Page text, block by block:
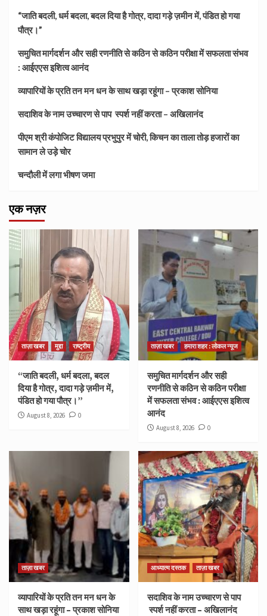
“जाति बदली, धर्म बदला, बदल दिया है गोत्र, दादा गड़े ज़मीन में, पंडित हो गया
पौत्र।”
समुचित मार्गदर्शन और सही रणनीति से कठिन से कठिन परीक्षा में सफलता संभव
: आईएएस इशित्व आनंद
व्यापारियों के प्रति तन मन धन के साथ खड़ा रहूंगा – प्रकाश सोनिया
सदाशिव के नाम उच्चारण से पाप स्पर्श नहीं करता – अखिलानंद
पीएम श्री कंपोजिट विद्यालय प्रभुपुर में चोरी, किचन का ताला तोड़ हजारों का
सामान ले उड़े चोर
चन्दौली में लगा भीषण जमा
एक नज़र
ताज़ा खबर मुद्दा राष्ट्रीय
“जाति बदली, धर्म बदला, बदल
दिया है गोत्र, दादा गड़े ज़मीन में,
पंडित हो गया पौत्र।”
August 8, 2026 0
ताज़ा खबर हमारा शहर : लोकल न्यूज
समुचित मार्गदर्शन और सही
रणनीति से कठिन से कठिन परीक्षा
में सफलता संभव : आईएएस इशित्व
आनंद
August 8, 2026 0
ताज़ा खबर
व्यापारियों के प्रति तन मन धन के
साथ खड़ा रहूंगा – प्रकाश सोनिया
आध्यात्म दस्तक ताज़ा खबर
सदाशिव के नाम उच्चारण से पाप
स्पर्श नहीं करता – अखिलानंद